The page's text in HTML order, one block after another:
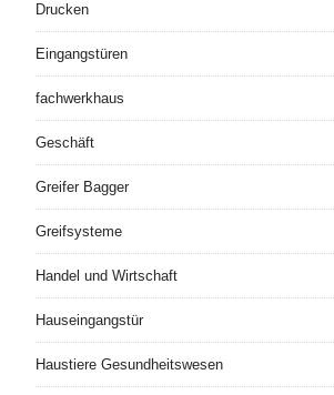
Drucken
Eingangstüren
fachwerkhaus
Geschäft
Greifer Bagger
Greifsysteme
Handel und Wirtschaft
Hauseingangstür
Haustiere Gesundheitswesen